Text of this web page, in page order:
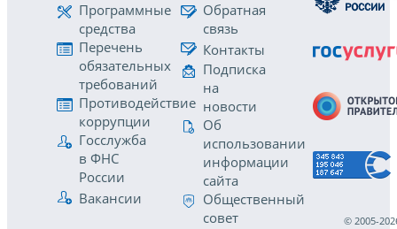
Программные
средства
Перечень
обязательных
требований
Противодействие
коррупции
Госслужба
в ФНС
России
Вакансии
Обратная
связь
Контакты
Подписка
на
новости
Об
использовании
информации
сайта
Общественный
совет
© 2005-